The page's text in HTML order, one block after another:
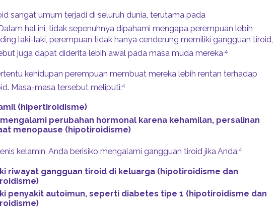
sangat umum terjadi di seluruh dunia, terutama pada
hal ini, tidak sepenuhnya dipahami mengapa perempuan lebih
laki-laki, perempuan tidak hanya cenderung memiliki gangguan tiroid,
juga dapat diderita lebih awal pada masa muda mereka.4
kehidupan perempuan membuat mereka lebih rentan terhadap
Masa-masa tersebut meliputi:4
(hipertiroidisme)
perubahan hormonal karena kehamilan, persalinan
menopause (hipotiroidisme)
kelamin, Anda berisiko mengalami gangguan tiroid jika Anda:4
riwayat gangguan tiroid di keluarga (hipotiroidisme dan
penyakit autoimun, seperti diabetes tipe 1 (hipotiroidisme dan